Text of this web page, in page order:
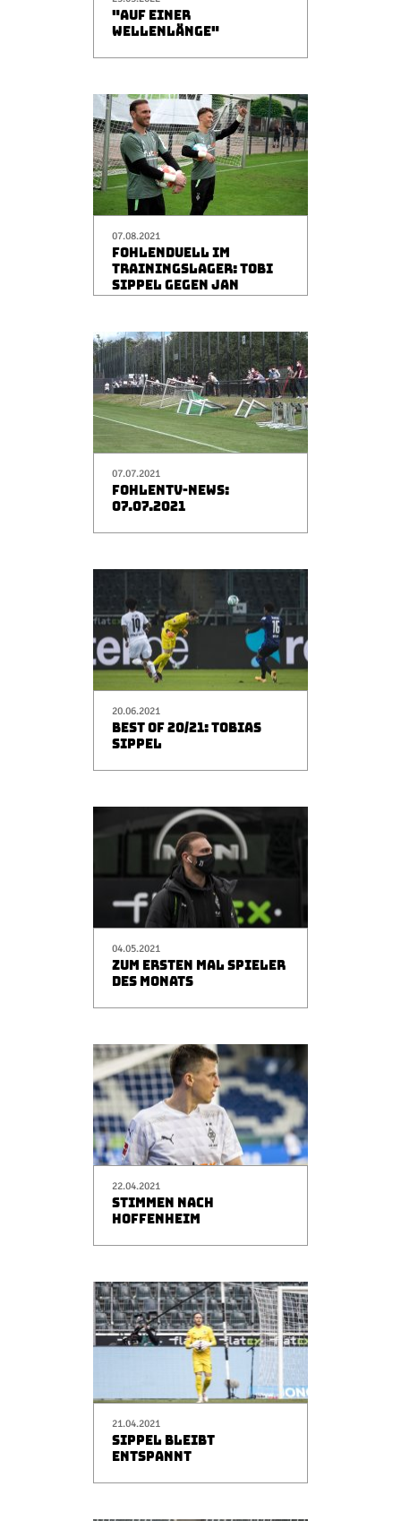
"AUF EINER
WELLENLÄNGE"
07.08.2021
FOHLENDUELL IM
TRAININGSLAGER: TOBI
SIPPEL GEGEN JAN
07.07.2021
FOHLENTV-NEWS:
07.07.2021
20.06.2021
BEST OF 20/21: TOBIAS
SIPPEL
04.05.2021
ZUM ERSTEN MAL SPIELER
DES MONATS
22.04.2021
STIMMEN NACH
HOFFENHEIM
21.04.2021
SIPPEL BLEIBT
ENTSPANNT